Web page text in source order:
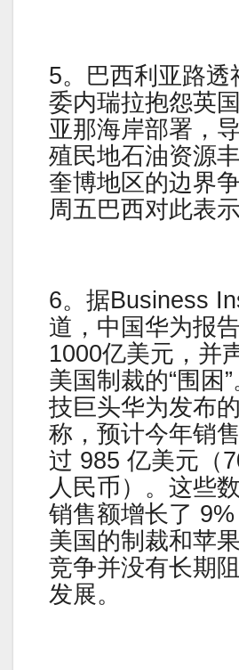
5。巴西利亚路透
委内瑞拉抱怨英
亚那海岸部署，
殖民地石油资源
奎博地区的边界争
周五巴西对此表示
6。据Business
道，中国华为报
1000亿美元，并
美国制裁的“围困
技巨头华为发布
称，预计今年销
过 985 亿美元（
人民币）。这些
销售额增长了 9%
美国的制裁和苹
竞争并没有长期
发展。